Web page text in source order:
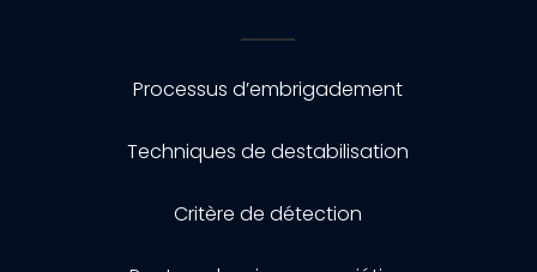
Processus d’embrigadement
Techniques de destabilisation
Critère de détection